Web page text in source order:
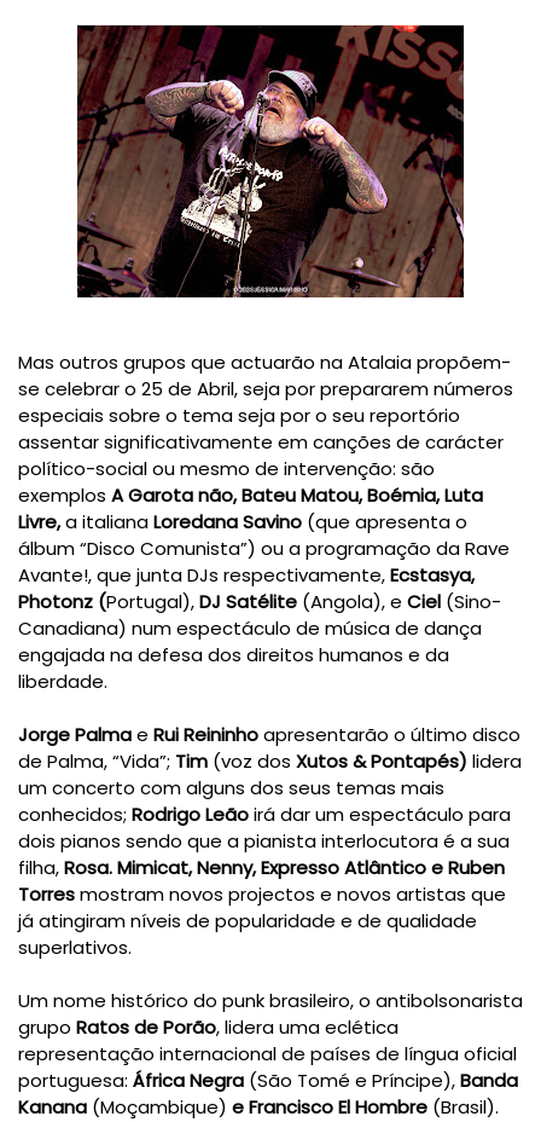
Mas outros grupos que actuarão na Atalaia propõem-
se celebrar o 25 de Abril, seja por prepararem números
especiais sobre o tema seja por o seu reportório
assentar significativamente em canções de carácter
político-social ou mesmo de intervenção: são
exemplos A Garota não, Bateu Matou, Boémia,Luta
Livre,a italianaLoredana Savino (que apresenta o
álbum “Disco Comunista”) ou a programação da Rave
Avante!, que junta DJs respectivamente,Ecstasya,
Photonz (Portugal),DJ Satélite (Angola), e Ciel (Sino-
Canadiana) num espectáculo de música de dança
engajada na defesa dos direitos humanos e da
liberdade.
Jorge Palmae Rui Reininhoapresentarão o último disco
de Palma, “Vida”; Tim (voz dos Xutos & Pontapés) lidera
um concerto com alguns dos seus temas mais
conhecidos; Rodrigo Leãoirá dar um espectáculo para
dois pianos sendo que a pianista interlocutora é a sua
filha,Rosa.Mimicat, Nenny, Expresso AtlânticoeRuben
Torresmostram novos projectos e novos artistas que
já atingiram níveis de popularidade e de qualidade
superlativos.
Um nome histórico do punk brasileiro, o antibolsonarista
grupo Ratos de Porão, lidera uma eclética
representação internacional de países de língua oficial
portuguesa: África Negra (São Tomé e Príncipe),Banda
Kanana (Moçambique) eFrancisco El Hombre (Brasil).